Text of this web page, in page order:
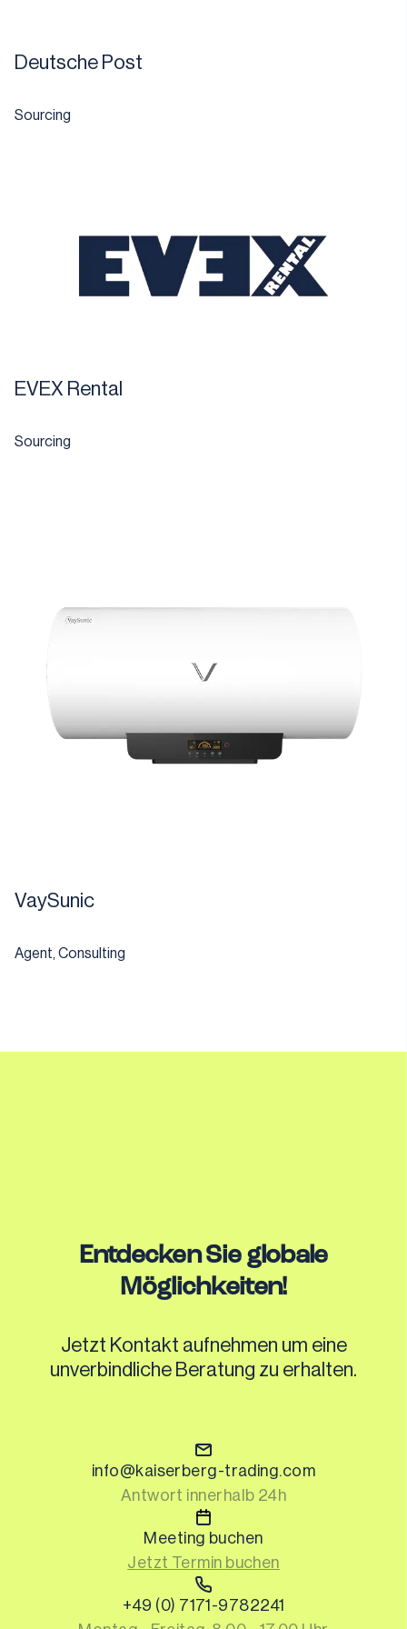
Deutsche Post
Sourcing
EVEX Rental
Sourcing
VaySunic
Agent, Consulting
Entdecken Sie globale
Möglichkeiten!
Jetzt Kontakt aufnehmen um eine
unverbindliche Beratung zu erhalten.
info@kaiserberg-trading.com
Antwort innerhalb 24h
Meeting buchen
Jetzt Termin buchen
+49 (0) 7171-9782241